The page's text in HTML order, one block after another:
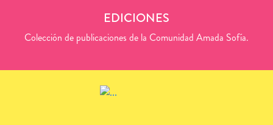
EDICIONES
Colección de publicaciones de la Comunidad Amada Sofía.